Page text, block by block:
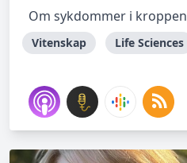
Om sykdommer i kroppen
Vitenskap Life Sciences